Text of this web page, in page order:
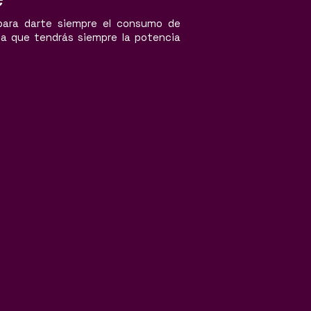
darte siempre el consumo de
que tendrás siempre la potencia